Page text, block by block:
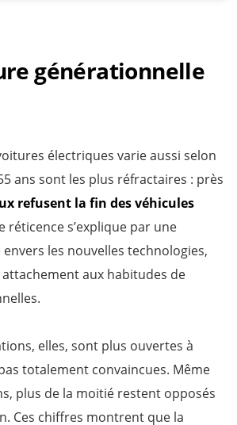
générationnelle
électriques varie aussi selon
ans sont les plus réfractaires : près
refusent la fin des véhicules
réticence s’explique par une
les nouvelles technologies,
aux habitudes de
elles, sont plus ouvertes à
totalement convaincues. Même
plus de la moitié restent opposés
Ces chiffres montrent que la